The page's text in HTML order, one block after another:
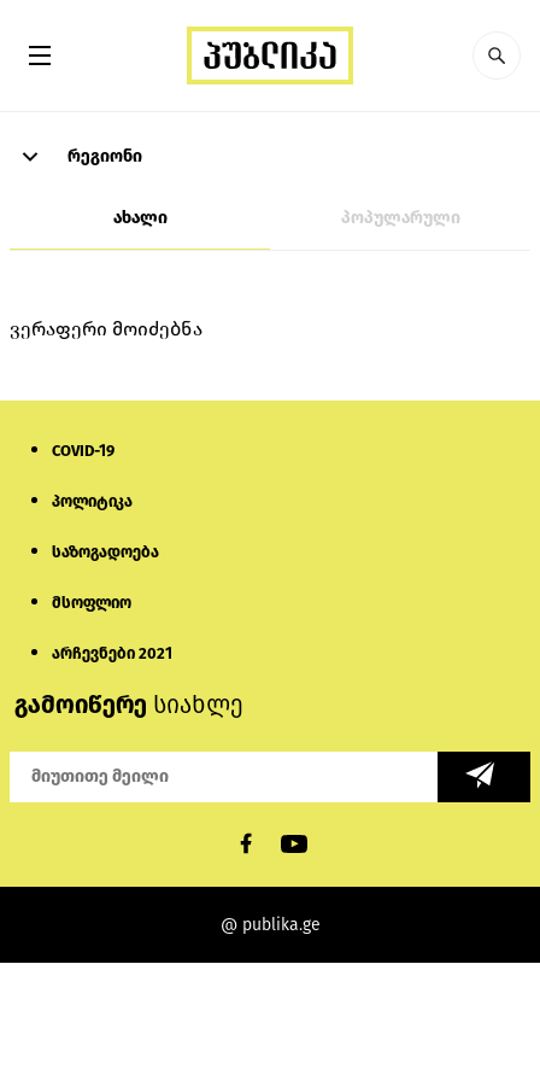
რეგიონი
ახალი პოპულარული
ვერაფერი მოიძებნა
COVID-19
პოლიტიკა
საზოგადოება
მსოფლიო
არჩევნები 2021
გამოიწერე სიახლე
@ publika.ge